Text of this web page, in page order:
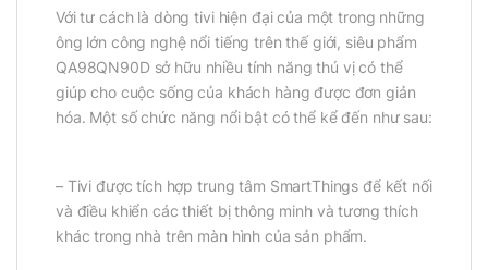
Với tư cách là dòng tivi hiện đại của một trong những
ông lớn công nghệ nổi tiếng trên thế giới, siêu phẩm
QA98QN90D sở hữu nhiều tính năng thú vị có thể
giúp cho cuộc sống của khách hàng được đơn giản
hóa. Một số chức năng nổi bật có thể kể đến như sau:
– Tivi được tích hợp trung tâm SmartThings để kết nối
và điều khiển các thiết bị thông minh và tương thích
khác trong nhà trên màn hình của sản phẩm.